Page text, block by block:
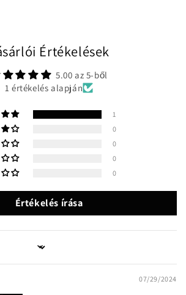
Értékelések
5.00 az 5-ből
1 értékelés alapján
1
0
0
0
0
Értékelés írása
07/29/2024